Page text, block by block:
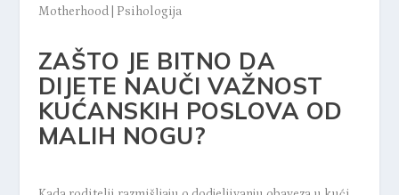
Motherhood| Psihologija
ZAŠTO JE BITNO DA
DIJETE NAUČI VAŽNOST
KUĆANSKIH POSLOVA OD
MALIH NOGU?